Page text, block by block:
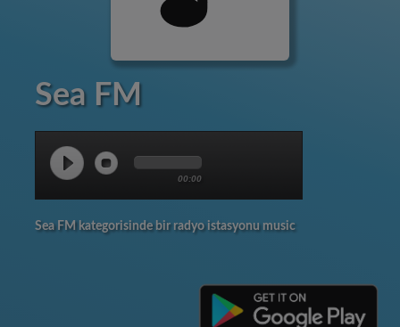
Sea FM
00:00
Sea FM kategorisinde bir radyo istasyonu music